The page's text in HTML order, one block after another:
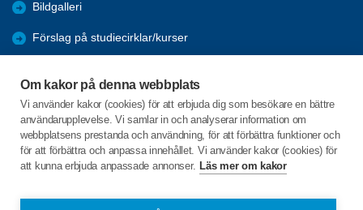
Om kakor på denna webbplats
Vi använder kakor (cookies) för att erbjuda dig som besökare en bättre
användarupplevelse. Vi samlar in och analyserar information om
webbplatsens prestanda och användning, för att förbättra funktioner och
för att förbättra och anpassa innehållet. Vi använder kakor (cookies) för
att kunna erbjuda anpassade annonser. Läs mer om kakor
Bildgalleri
Förslag på studiecirklar/kurser
Programmet med bidrag från Socialstyrelsen för att motverka
ensamhet hos pensionärer. Programmet vänder sig till Dig
som är pensionär och bosatt i Eslövs kommun.
C/o:Maria Håkansson